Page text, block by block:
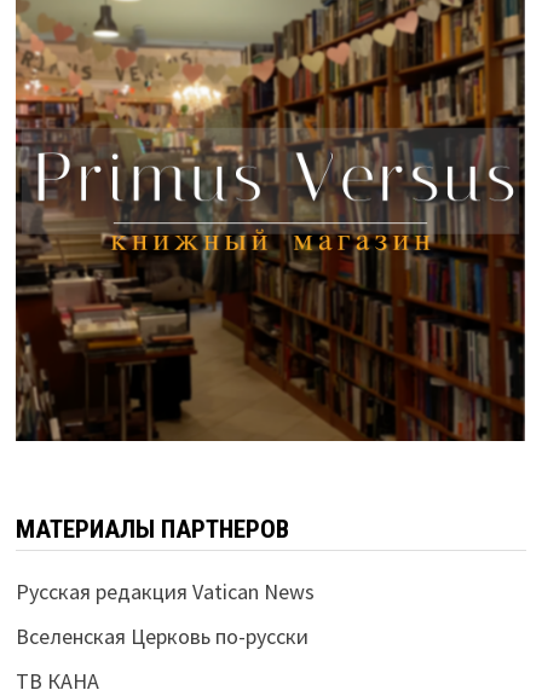
МАТЕРИАЛЫ ПАРТНЕРОВ
Русская редакция Vatican News
Вселенская Церковь по-русски
ТВ КАНА